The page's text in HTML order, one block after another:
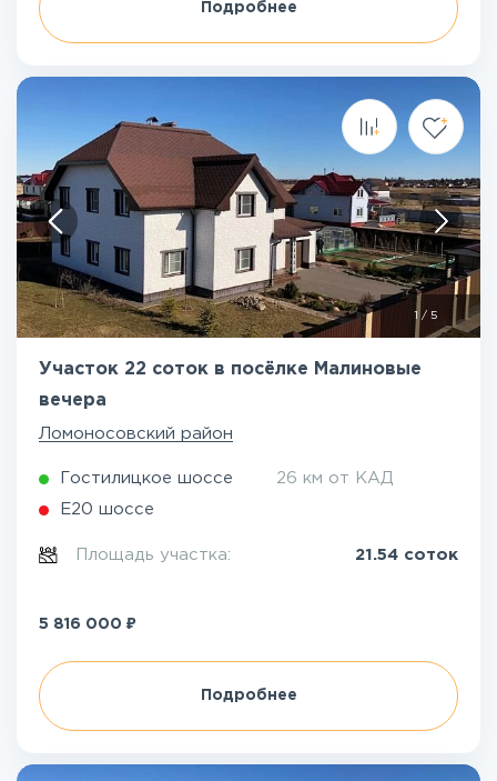
Подробнее
/ 5
Участок 22 соток в посёлке Малиновые
вечера
Ломоносовский район
Гостилицкое шоссе 26 км от КАД
Е20 шоссе
Площадь участка: 21.54 соток
5 816 000 ₽
Подробнее